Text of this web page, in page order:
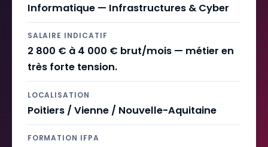
Informatique — Infrastructures & Cyber
SALAIRE INDICATIF
2 800 € à 4 000 € brut/mois — métier en
très forte tension.
LOCALISATION
Poitiers / Vienne / Nouvelle-Aquitaine
FORMATION IFPA